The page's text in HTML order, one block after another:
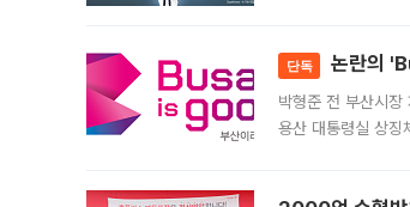
단독 논란의
박형준 전 부산시
용산 대통령실 상징